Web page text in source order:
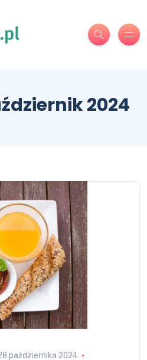
2024
października 2024